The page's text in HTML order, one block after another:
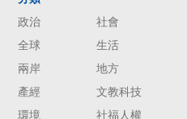
政治
社會
全球
生活
兩岸
地方
產經
文教科技
環境
社福人權